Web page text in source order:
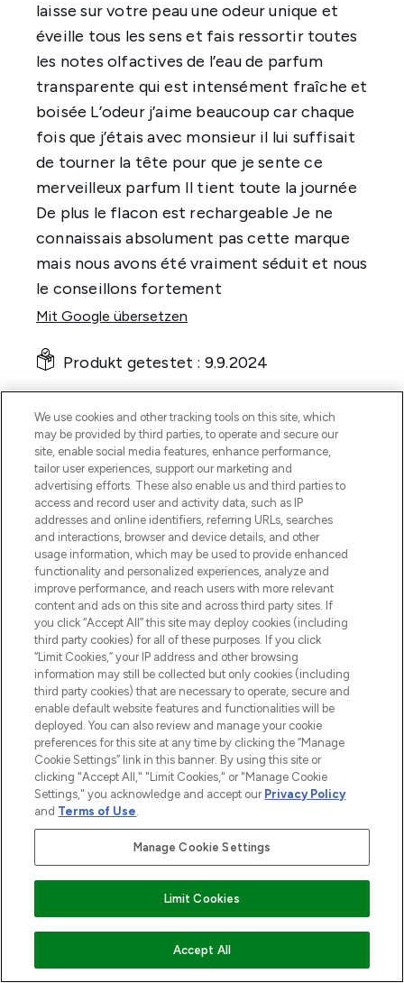
ZUM WARENKORB HINZUFÜGEN
We use cookies and other tracking tools on this site, which
may be provided by third parties, to operate and secure our
site, enable social media features, enhance performance,
tailor user experiences, support our marketing and
advertising efforts. These also enable us and third parties to
access and record user and activity data, such as IP
addresses and online identifiers, referring URLs, searches
and interactions, browser and device details, and other
usage information, which may be used to provide enhanced
functionality and personalized experiences, analyze and
improve performance, and reach users with more relevant
content and ads on this site and across third party sites. If
you click “Accept All” this site may deploy cookies (including
third party cookies) for all of these purposes. If you click
“Limit Cookies,” your IP address and other browsing
information may still be collected but only cookies (including
third party cookies) that are necessary to operate, secure and
enable default website features and functionalities will be
deployed. You can also review and manage your cookie
preferences for this site at any time by clicking the “Manage
Cookie Settings” link in this banner. By using this site or
clicking "Accept All," "Limit Cookies," or "Manage Cookie
Settings," you acknowledge and accept our Privacy Policy
and Terms of Use.
Manage Cookie Settings
Limit Cookies
Accept All